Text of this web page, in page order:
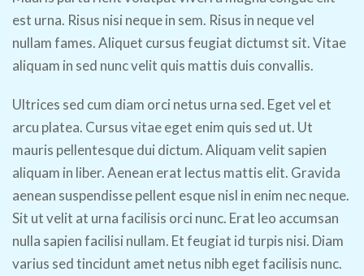
est urna. Risus nisi neque in sem. Risus in neque vel
nullam fames. Aliquet cursus feugiat dictumst sit. Vitae
aliquam in sed nunc velit quis mattis duis convallis.
Ultrices sed cum diam orci netus urna sed. Eget vel et
arcu platea. Cursus vitae eget enim quis sed ut. Ut
mauris pellentesque dui dictum. Aliquam velit sapien
aliquam in liber. Aenean erat lectus mattis elit. Gravida
aenean suspendisse pellent esque nisl in enim nec neque.
Sit ut velit at urna facilisis orci nunc. Erat leo accumsan
nulla sapien facilisi nullam. Et feugiat id turpis nisi. Diam
varius sed tincidunt amet netus nibh eget facilisis nunc.